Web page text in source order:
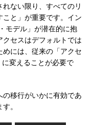
れない限り、すべてのリ
と」が重要です。イン
モデル」が潜在的に抱
セスはデフォルトでは
には、従来の「アクセ
変えることが必要で
移行がいかに有効であ
。